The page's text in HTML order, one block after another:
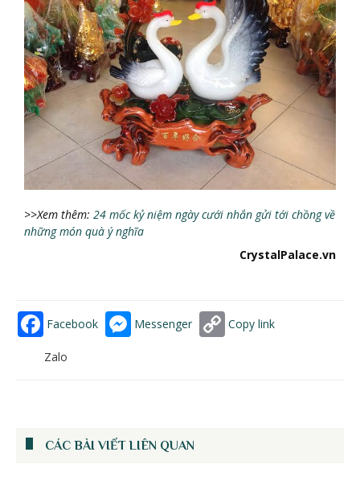
>>Xem thêm: 24 mốc kỷ niệm ngày cưới nhắn gửi tới chồng về
những món quà ý nghĩa
CrystalPalace.vn
Facebook Messenger Copy link
Zalo
CÁC BÀI VIẾT LIÊN QUAN